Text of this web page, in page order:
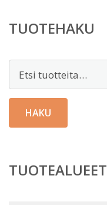
TUOTEHAKU
HAKU
TUOTEALUEET